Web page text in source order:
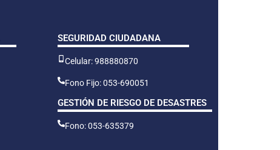
SEGURIDAD CIUDADANA
Celular: 988880870
Fono Fijo: 053-690051
GESTIÓN DE RIESGO DE DESASTRES
Fono: 053-635379